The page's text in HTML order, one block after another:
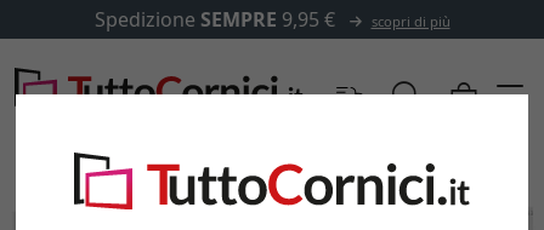
Spedizione SEMPRE 9,95 € scopri di più